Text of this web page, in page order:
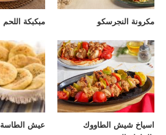
مكرونة النجرسكو مبكبكة اللحم
اسياخ شيش الطاووك
عيش الطاسة